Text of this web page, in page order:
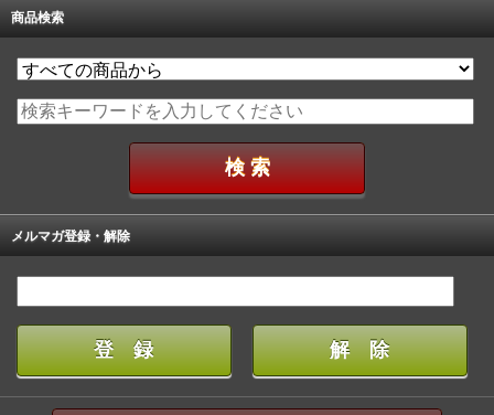
商品検索
メルマガ登録・解除